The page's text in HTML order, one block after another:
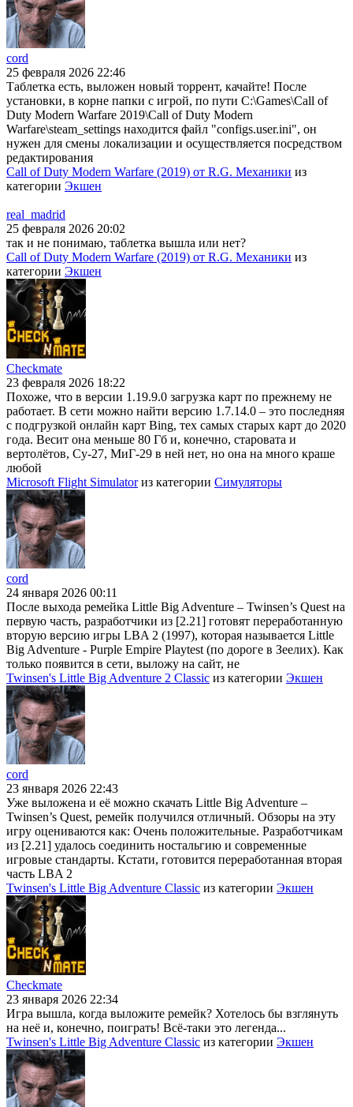
cord
25 февраля 2026 22:46
Таблетка есть, выложен новый торрент, качайте! После
установки, в корне папки с игрой, по пути C:\Games\Call of
Duty Modern Warfare 2019\Call of Duty Modern
Warfare\steam_settings находится файл "configs.user.ini", он
нужен для смены локализации и осуществляется посредством
редактирования
Call of Duty Modern Warfare (2019) от R.G. Механики из
категории Экшен
real_madrid
25 февраля 2026 20:02
так и не понимаю, таблетка вышла или нет?
Call of Duty Modern Warfare (2019) от R.G. Механики из
категории Экшен
Checkmate
23 февраля 2026 18:22
Похоже, что в версии 1.19.9.0 загрузка карт по прежнему не
работает. В сети можно найти версию 1.7.14.0 – это последняя
с подгрузкой онлайн карт Bing, тех самых старых карт до 2020
года. Весит она меньше 80 Гб и, конечно, старовата и
вертолётов, Су-27, МиГ-29 в ней нет, но она на много краше
любой
Microsoft Flight Simulatorиз категории Симуляторы
cord
24 января 2026 00:11
После выхода ремейка Little Big Adventure – Twinsen’s Quest на
первую часть, разработчики из [2.21] готовят переработанную
вторую версию игры LBA 2 (1997), которая называется Little
Big Adventure - Purple Empire Playtest (по дороге в Зеелих). Как
только появится в сети, выложу на сайт, не
Twinsen's Little Big Adventure 2 Classic из категории Экшен
cord
23 января 2026 22:43
Уже выложена и её можно скачать Little Big Adventure –
Twinsen’s Quest, ремейк получился отличный. Обзоры на эту
игру оцениваются как: Очень положительные. Разработчикам
из [2.21] удалось соединить ностальгию и современные
игровые стандарты. Кстати, готовится переработанная вторая
часть LBA 2
Twinsen's Little Big Adventure Classic из категории Экшен
Checkmate
23 января 2026 22:34
Игра вышла, когда выложите ремейк? Хотелось бы взглянуть
на неё и, конечно, поиграть! Всё-таки это легенда...
Twinsen's Little Big Adventure Classic из категории Экшен